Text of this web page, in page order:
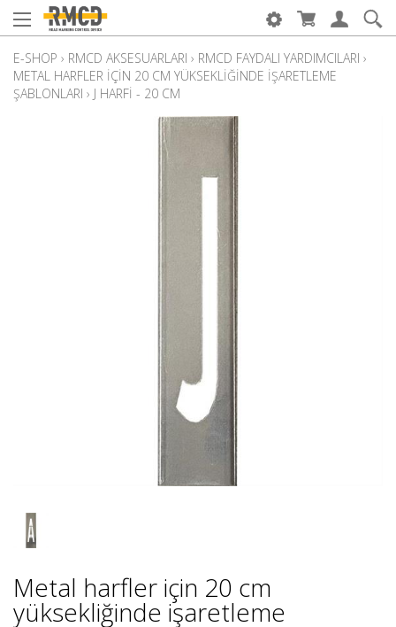
E-SHOP › RMCD AKSESUARLARI › RMCD FAYDALI YARDIMCILARI ›
METAL HARFLER IÇIN 20 CM YÜKSEKLIĞINDE IŞARETLEME
ŞABLONLARI › J HARFI - 20 CM
Metal harfler için 20 cm
yüksekliğinde işaretleme